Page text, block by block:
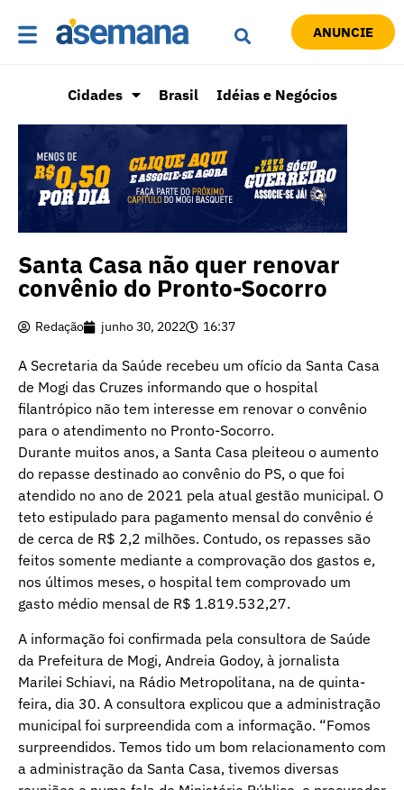
ANUNCIE
Cidades Brasil Idéias e Negócios
Santa Casa não quer renovar
convênio do Pronto-Socorro
Redação junho 30, 2022 16:37
A Secretaria da Saúde recebeu um ofício da Santa Casa
de Mogi das Cruzes informando que o hospital
filantrópico não tem interesse em renovar o convênio
para o atendimento no Pronto-Socorro.
Durante muitos anos, a Santa Casa pleiteou o aumento
do repasse destinado ao convênio do PS, o que foi
atendido no ano de 2021 pela atual gestão municipal. O
teto estipulado para pagamento mensal do convênio é
de cerca de R$ 2,2 milhões. Contudo, os repasses são
feitos somente mediante a comprovação dos gastos e,
nos últimos meses, o hospital tem comprovado um
gasto médio mensal de R$ 1.819.532,27.
A informação foi confirmada pela consultora de Saúde
da Prefeitura de Mogi, Andreia Godoy, à jornalista
Marilei Schiavi, na Rádio Metropolitana, na de quinta-
feira, dia 30. A consultora explicou que a administração
municipal foi surpreendida com a informação. “Fomos
surpreendidos. Temos tido um bom relacionamento com
a administração da Santa Casa, tivemos diversas